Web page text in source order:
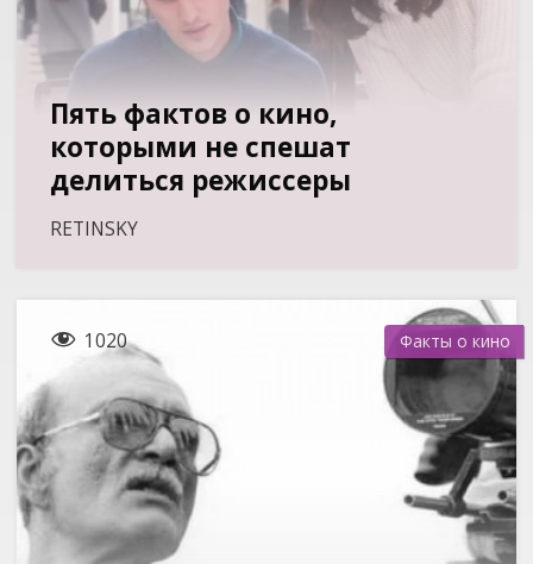
Пять фактов о кино,
которыми не спешат
делиться режиссеры
RETINSKY
 1020 Факты о кино